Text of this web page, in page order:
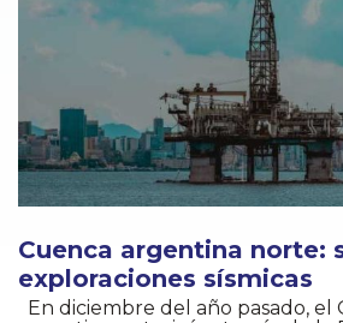
Cuenca argentina norte:
exploraciones sísmicas
En diciembre del año pasado, el